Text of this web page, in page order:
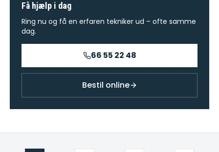
Få hjælp i dag
Ring nu og få en erfaren tekniker ud – ofte samme
dag.
66 55 22 48
Bestil online